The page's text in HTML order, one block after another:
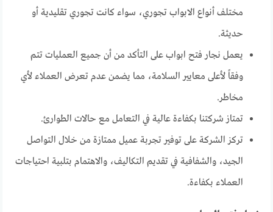
مختلف أنواع الابواب تجوري، سواء كانت تجوري تقليدية أو
حديثة.
يعمل نجار فتح ابواب على التأكد من أن جميع العمليات تتم
وفقاً لأعلى معايير السلامة، مما يضمن عدم تعرض العملاء لأي
مخاطر.
تمتاز شركتنا بكفاءة عالية في التعامل مع حالات الطوارئ.
تركز الشركة على توفير تجربة عميل ممتازة من خلال التواصل
الجيد، والشفافية في تقديم التكاليف، والاهتمام بتلبية احتياجات
العملاء بكفاءة.